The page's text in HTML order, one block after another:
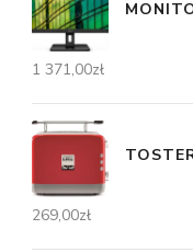
1 371,00zł
269,00zł